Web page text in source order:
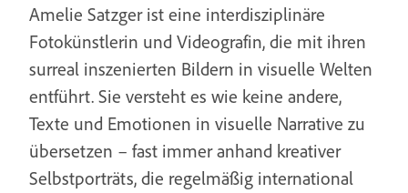
Amelie Satzger ist eine interdisziplinäre
Fotokünstlerin und Videografin, die mit ihren
surreal inszenierten Bildern in visuelle Welten
entführt. Sie versteht es wie keine andere,
Texte und Emotionen in visuelle Narrative zu
übersetzen – fast immer anhand kreativer
Selbstporträts, die regelmäßig international